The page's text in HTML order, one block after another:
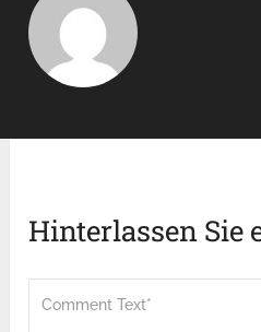
Hinterlassen Sie